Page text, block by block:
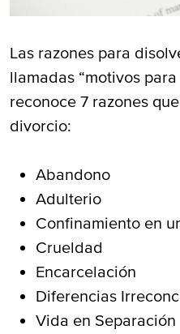
Las razones para
llamadas “motivos
reconoce 7 razones
divorcio:
Abandono
Adulterio
Confinamiento en
Crueldad
Encarcelación
Diferencias
Vida en Separación